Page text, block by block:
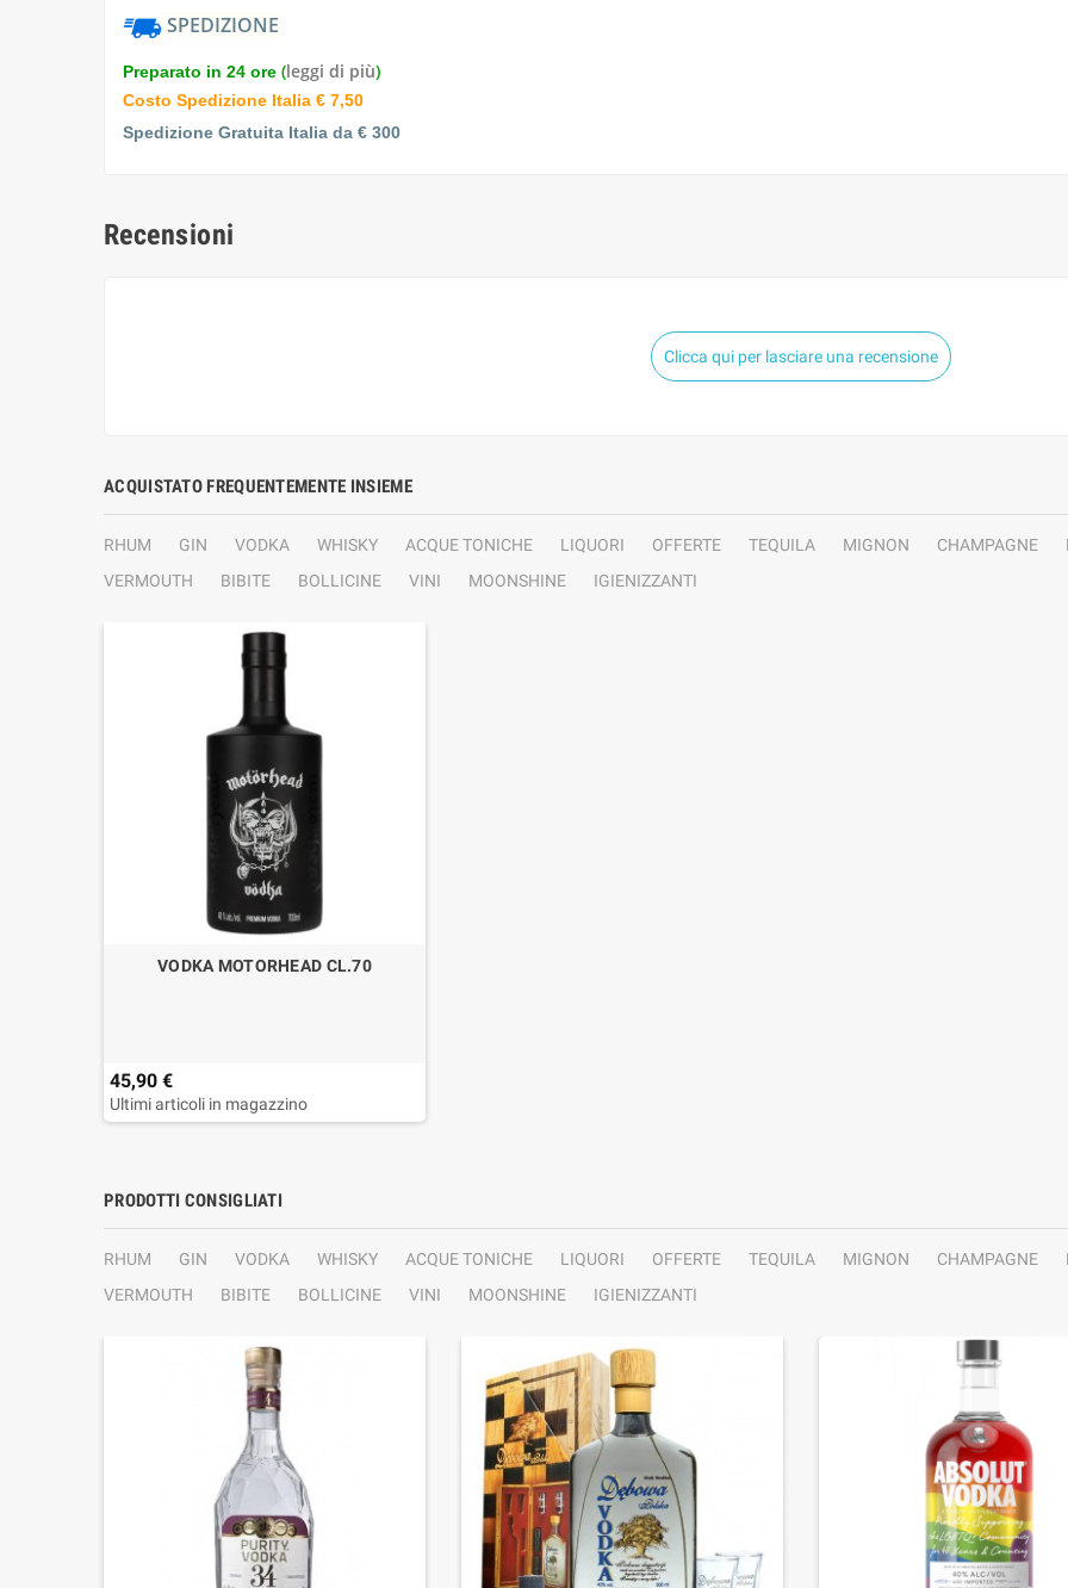
SPEDIZIONE
Preparato in 24 ore (leggi di più)
Costo Spedizione Italia € 7,50
Spedizione Gratuita Italia da € 300
Recensioni
Clicca qui per lasciare una recensione
ACQUISTATO FREQUENTEMENTE INSIEME
RHUM GIN VODKA WHISKY ACQUE TONICHE LIQUORI OFFERTE TEQUILA MIGNON CHAMPAGNE
VERMOUTH
BIBITE BOLLICINE VINI MOONSHINE IGIENIZZANTI
VODKA MOTORHEAD CL.70
45,90 €
Ultimi articoli in magazzino
PRODOTTI CONSIGLIATI
RHUM GIN VODKA WHISKY ACQUE TONICHE LIQUORI OFFERTE TEQUILA MIGNON CHAMPAGNE
VERMOUTH
BIBITE BOLLICINE VINI MOONSHINE IGIENIZZANTI